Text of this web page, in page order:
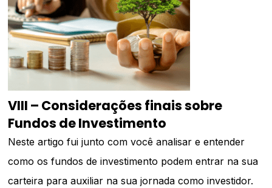
VIII – Considerações finais sobre
Fundos de Investimento
Neste artigo fui junto com você analisar e entender
como os fundos de investimento podem entrar na sua
carteira para auxiliar na sua jornada como investidor.